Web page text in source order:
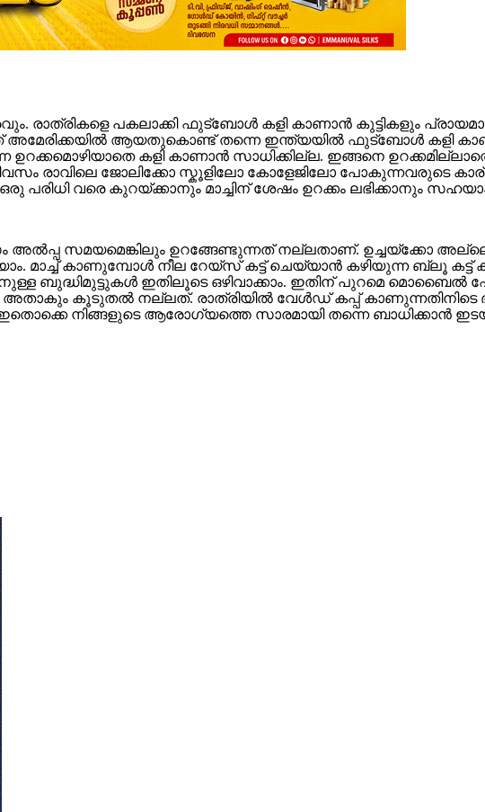
രാത്രികളെ പകലാക്കി ഫുട്ബോൾ കളി കാണാൻ കുട്ടികളും
അമേരിക്കയിൽ ആയതുകൊണ്ട് തന്നെ ഇന്ത്യയിൽ ഫുട്ബോൾ കളി
കളി കാണാൻ സാധിക്കില്ല. ഇങ്ങനെ
രാവിലെ ജോലിക്കോ സ്കൂളിലോ കോളേജിലോ പോകുന്നവരുടെ
പരിധി വരെ കുറയ്ക്കാനും മാച്ചിന് ശേഷം ഉറക്കം ലഭിക്കാനും
അൽപ്പ സമയമെങ്കിലും ഉറങ്ങേണ്ടുന്നത് നല്ലതാണ്. ഉച്ചയ്ക്കോ
കാണുമ്പോൾ നീല റേയ്സ് കട്ട് ചെയ്യാൻ കഴിയുന്ന ബ്ലൂ കട്ട്
ബുദ്ധിമുട്ടുകൾ ഇതിലൂടെ ഒഴിവാക്കാം. ഇതിന് പുറമെ മൊബൈൽ
അതാകും കൂടുതൽ നല്ലത്. രാത്ര‍ിയിൽ വേൾഡ് കപ്പ്
ഇതൊക്കെ നിങ്ങളുടെ ആരോ​ഗ്യത്തെ സാരമായി തന്നെ ബാധിക്കാൻ